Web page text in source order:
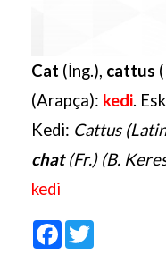
Cat (İng.), cattus
(Arapça): kedi.
Kedi: Cattus
chat(Fr.) (B.
kedi
Facebook